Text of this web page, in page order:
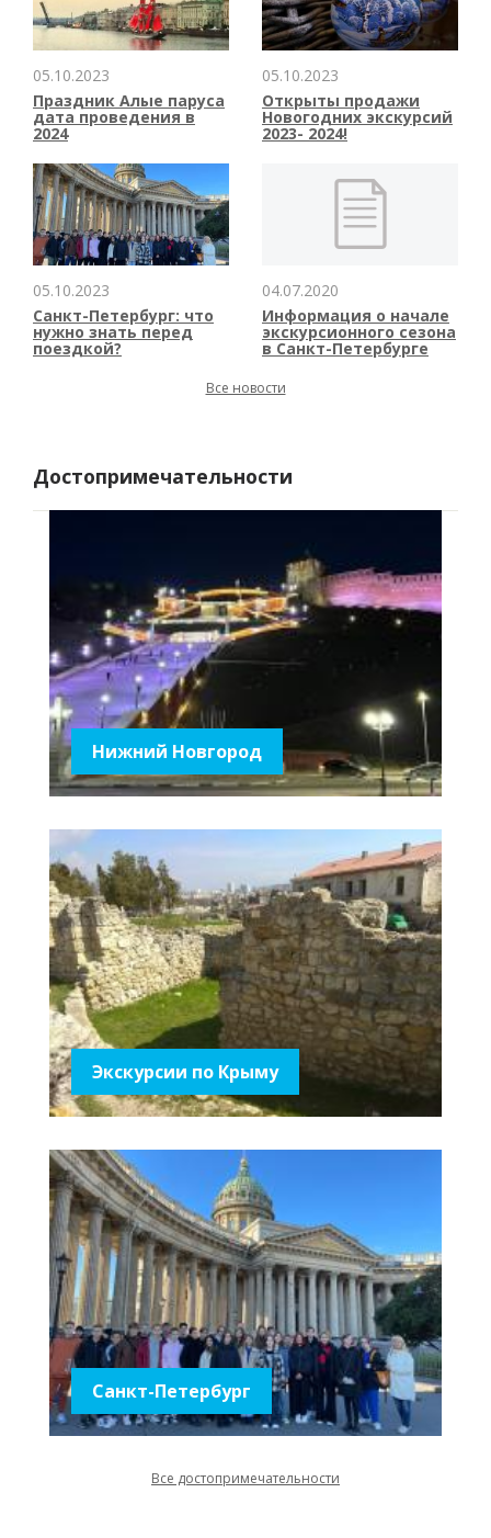
05.10.2023
Праздник Алые паруса
дата проведения в
2024
05.10.2023
Открыты продажи
Новогодних экскурсий
2023- 2024!
05.10.2023
Санкт-Петербург: что
нужно знать перед
поездкой?
04.07.2020
Информация о начале
экскурсионного сезона
в Санкт-Петербурге
Все новости
Достопримечательности
Нижний Новгород
Экскурсии по Крыму
Санкт-Петербург
Все достопримечательности